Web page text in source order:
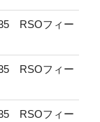
RSOフィー
RSOフィー
RSOフィー